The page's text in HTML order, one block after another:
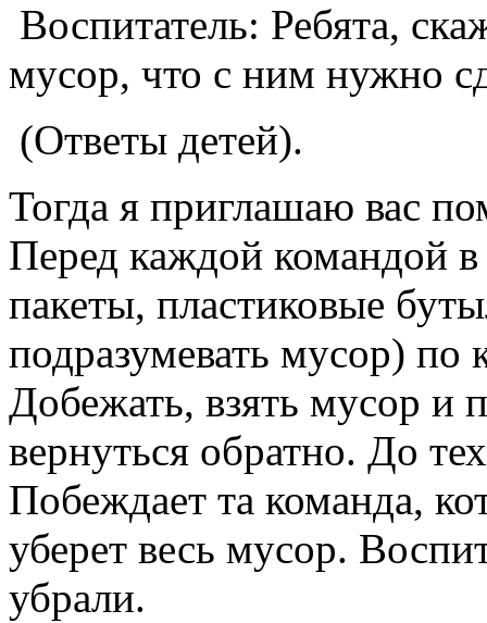
Воспитатель: Ребята,
мусор, что с ним нужно
(Ответы детей).
Тогда я приглашаю вас
Перед каждой командой
пакеты, пластиковые
подразумевать мусор) по
Добежать, взять мусор и
вернуться обратно. До
Побеждает та команда,
уберет весь мусор.
убрали.